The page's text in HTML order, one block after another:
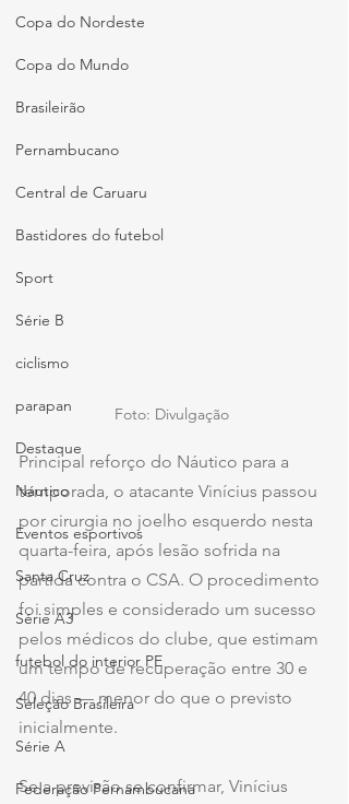
Copa do Nordeste
Copa do Mundo
Brasileirão
Pernambucano
Central de Caruaru
Bastidores do futebol
Sport
Série B
ciclismo
parapan
Destaque
Náutico
Eventos esportivos
Santa Cruz
Série A3
futebol do interior PE
Seleção Brasileira
Série A
Federação Pernambucana
Foto: Divulgação
Principal reforço do Náutico para a
temporada, o atacante Vinícius passou
por cirurgia no joelho esquerdo nesta
quarta-feira, após lesão sofrida na
partida contra o CSA. O procedimento
foi simples e considerado um sucesso
pelos médicos do clube, que estimam
um tempo de recuperação entre 30 e
40 dias — menor do que o previsto
inicialmente.
Se a previsão se confirmar, Vinícius